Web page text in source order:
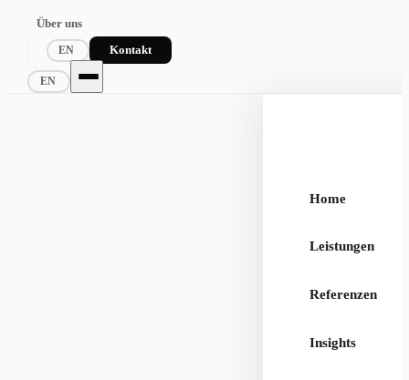
Über uns
EN Kontakt
EN
Home
Leistungen
Referenzen
Insights